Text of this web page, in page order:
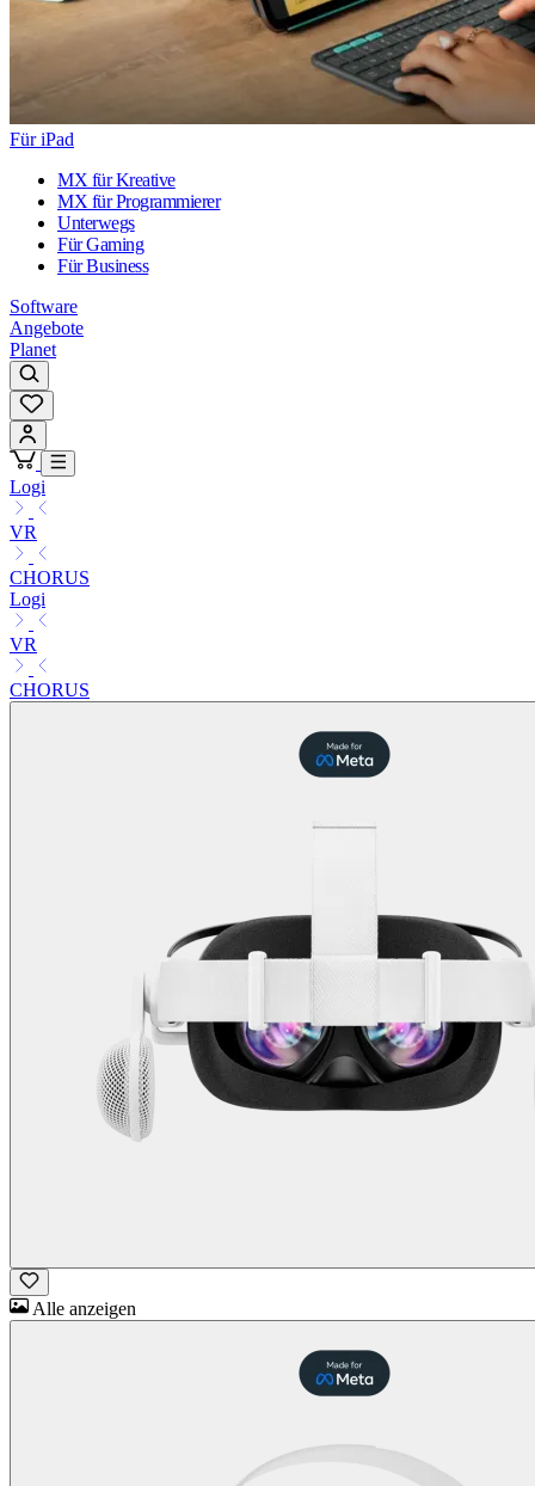
Für iPad
MX für Kreative
MX für Programmierer
Unterwegs
Für Gaming
Für Business
Software
Angebote
Planet
Logi
VR
CHORUS
Logi
VR
CHORUS
Alle anzeigen